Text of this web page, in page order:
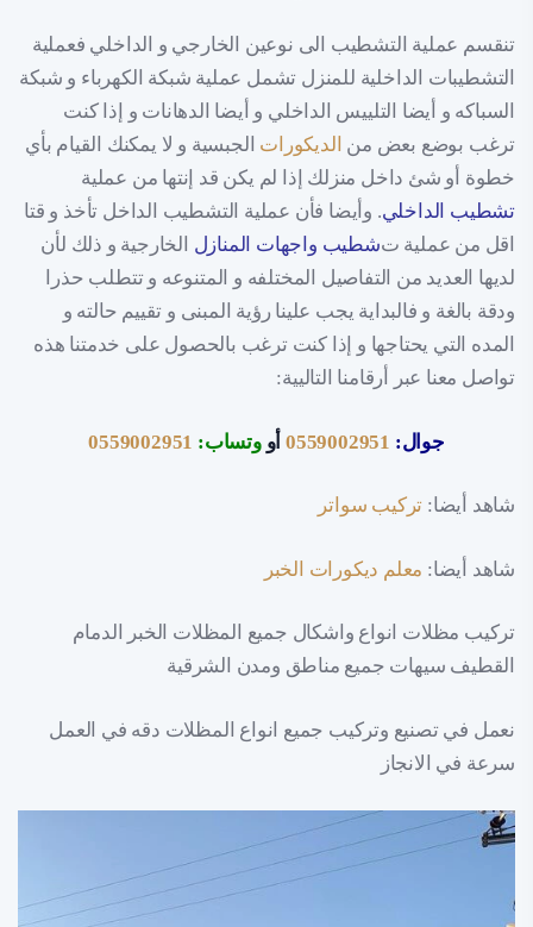
تنقسم عملية التشطيب الى نوعين الخارجي و الداخلي فعملية
التشطيبات الداخلية للمنزل تشمل عملية شبكة الكهرباء و شبكة
السباكه و أيضا التلييس الداخلي و أيضا الدهانات و إذا كنت
ترغب بوضع بعض من الديكورات الجبسية و لا يمكنك القيام بأي
خطوة أو شئ داخل منزلك إذا لم يكن قد إنتها من عملية
تشطيب الداخلي. وأيضا فأن عملية التشطيب الداخل تأخذ و قتا
اقل من عملية تشطيب واجهات المنازل الخارجية و ذلك لأن
لديها العديد من التفاصيل المختلفه و المتنوعه و تتطلب حذرا
ودقة بالغة و فالبداية يجب علينا رؤية المبنى و تقييم حالته و
المده التي يحتاجها و إذا كنت ترغب بالحصول على خدمتنا هذه
تواصل معنا عبر أرقامنا التاليية:
جوال: 0559002951 أووتساب: 0559002951
شاهد أيضا: تركيب سواتر
شاهد أيضا: معلم ديكورات الخبر
تركيب مظلات انواع واشكال جميع المظلات الخبر الدمام
القطيف سيهات جميع مناطق ومدن الشرقية
نعمل في تصنيع وتركيب جميع انواع المظلات دقه في العمل
سرعة في الانجاز